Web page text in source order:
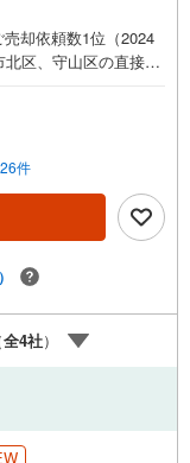
却依頼数1位（2024
区、守山区の直接の
ただいたお客様の声
にも気になる物件が
れているので、名古
覧が可能です！ 【ウ
、JR中央線「大曽
ズスペースあり◎営業
にご連絡下さい！現
だけますとスムーズ
件
全4社）